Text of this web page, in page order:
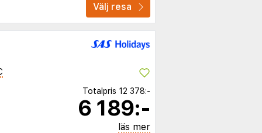
Välj resa
Totalpris 12 378:-
6 189:-
läs mer